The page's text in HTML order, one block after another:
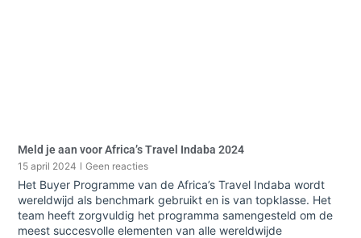
Meld je aan voor Africa’s Travel Indaba 2024
15 april 2024 Geen reacties
Het Buyer Programme van de Africa’s Travel Indaba wordt
wereldwijd als benchmark gebruikt en is van topklasse. Het
team heeft zorgvuldig het programma samengesteld om de
meest succesvolle elementen van alle wereldwijde